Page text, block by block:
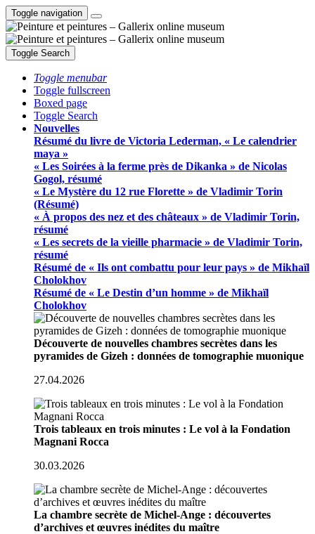
Toggle navigation
Toggle Search
Toggle menubar
Toggle fullscreen
Boxed page
Toggle Search
Nouvelles
Résumé du livre de Victoria Lederman, « Le calendrier
maya »
« Les Soirées à la ferme près de Dikanka » de Nicolas
Gogol, résumé
« Le Mystère du 12 rue Florette » de Vladimir Torin
(Résumé)
« À propos des nez et des châteaux » de Vladimir Torin,
résumé
« Les secrets de la vieille pharmacie » de Vladimir Torin,
résumé
Résumé de « Ils ont combattu pour leur pays » de Mikhaïl
Cholokhov
Résumé de « Le Destin d’un homme » de Mikhaïl
Cholokhov
Découverte de nouvelles chambres secrètes dans les
pyramides de Gizeh : données de tomographie muonique
27.04.2026
Trois tableaux en trois minutes : Le vol à la Fondation
Magnani Rocca
30.03.2026
La chambre secrète de Michel-Ange : découvertes
d’archives et œuvres inédites du maître